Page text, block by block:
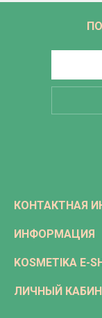
КОНТАКТНАЯ
ИНФОРМАЦИЯ
KOSMETIKA E-
ЛИЧНЫЙ